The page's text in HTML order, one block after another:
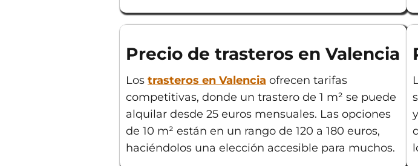
Precio de trasteros en Valencia
Los trasteros en Valencia ofrecen tarifas
competitivas, donde un trastero de 1 m² se puede
alquilar desde 25 euros mensuales. Las opciones
de 10 m² están en un rango de 120 a 180 euros,
haciéndolos una elección accesible para muchos.